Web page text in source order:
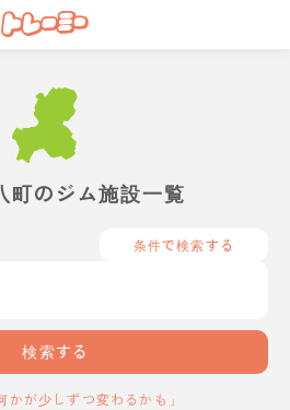
町のジム施設一覧
条件で検索する
検索する
かが少しずつ変わるかも」